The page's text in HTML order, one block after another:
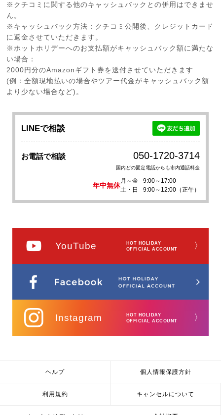
※クチコミに関する他のキャッシュバックとの併用はできませ
ん。
※キャッシュバック方法：クチコミ公開後、クレジットカード
に返金させていただきます。
※ホットホリデーへのお支払額がキャッシュバック額に満たな
い場合：
2000円分のAmazonギフト券を送付させていただきます
(例：全額現地払いの場合やツアー代金がキャッシュバック額
より少ない場合など)。
LINEで相談
お電話で相談 050-1720-3714
国内どの固定電話からも市内通話料金
年中無休
月～金
9:00～17:00
土・日
9:00～12:00（正午）
YouTube
HOT HOLIDAY
OFFICIAL ACCOUNT
〉
Instagram
HOT HOLIDAY
OFFICIAL ACCOUNT
〉
ヘルプ 個人情報保護方針
利用規約 キャンセルについて